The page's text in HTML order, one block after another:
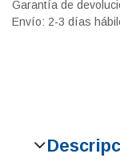
Garantía de
Envío: 2-3 días